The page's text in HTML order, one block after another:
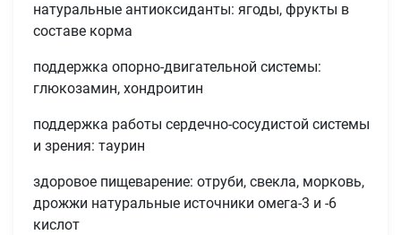
натуральные антиоксиданты: ягоды, фрукты в
составе корма
поддержка опорно-двигательной системы:
глюкозамин, хондроитин
поддержка работы сердечно-сосудистой системы
и зрения: таурин
здоровое пищеварение: отруби, свекла, морковь,
дрожжи натуральные источники омега-3 и -6
кислот